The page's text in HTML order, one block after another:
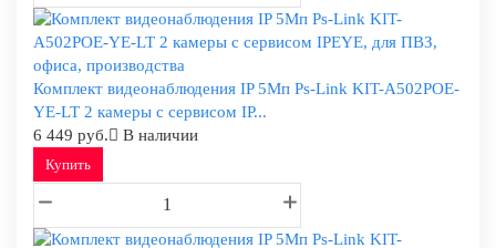
Комплект видеонаблюдения IP 5Мп Ps-Link KIT-A502POE-
YE-LT 2 камеры с сервисом IP...
6 449 руб.
В наличии
Купить